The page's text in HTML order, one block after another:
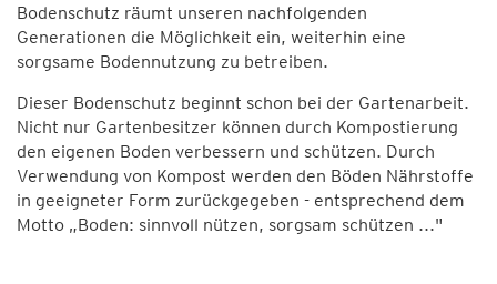
Bodenschutz räumt unseren nachfolgenden
Generationen die Möglichkeit ein, weiterhin eine
sorgsame Bodennutzung zu betreiben.
Dieser Bodenschutz beginnt schon bei der Gartenarbeit.
Nicht nur Gartenbesitzer können durch Kompostierung
den eigenen Boden verbessern und schützen. Durch
Verwendung von Kompost werden den Böden Nährstoffe
in geeigneter Form zurückgegeben - entsprechend dem
Motto „Boden: sinnvoll nützen, sorgsam schützen ..."